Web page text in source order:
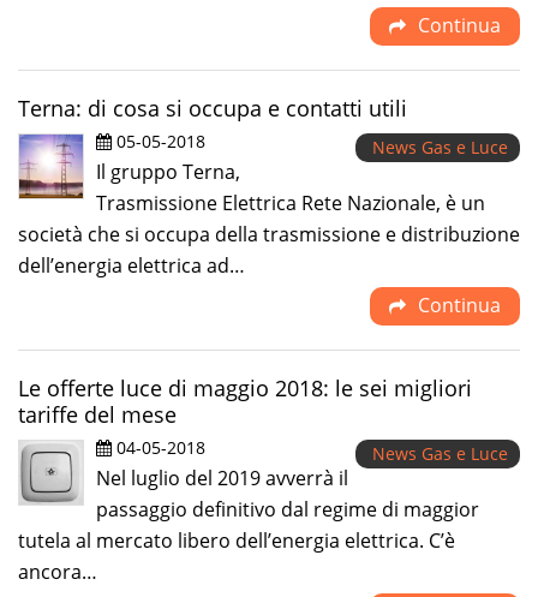
Continua
Terna: di cosa si occupa e contatti utili
05-05-2018 News Gas e Luce
Il gruppo Terna,
Trasmissione Elettrica Rete Nazionale, è un
società che si occupa della trasmissione e distribuzione
dell’energia elettrica ad…
Continua
Le offerte luce di maggio 2018: le sei migliori
tariffe del mese
04-05-2018 News Gas e Luce
Nel luglio del 2019 avverrà il
passaggio definitivo dal regime di maggior
tutela al mercato libero dell’energia elettrica. C’è
ancora…